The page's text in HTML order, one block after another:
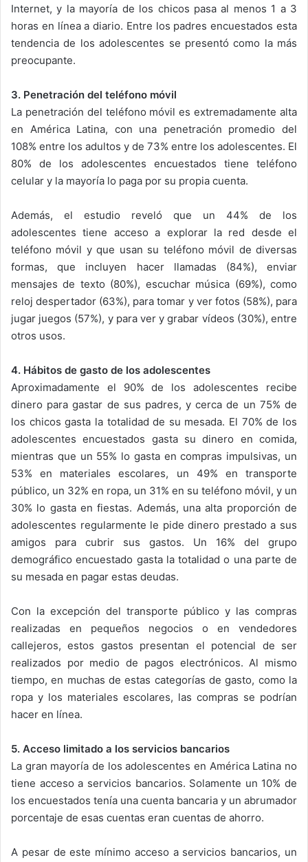
Internet, y la mayoría de los chicos pasa al menos 1 a 3
horas en línea a diario. Entre los padres encuestados esta
tendencia de los adolescentes se presentó como la más
preocupante.
3. Penetración del teléfono móvil
La penetración del teléfono móvil es extremadamente alta
en América Latina, con una penetración promedio del
108% entre los adultos y de 73% entre los adolescentes. El
80% de los adolescentes encuestados tiene teléfono
celular y la mayoría lo paga por su propia cuenta.
Además, el estudio reveló que un 44% de los
adolescentes tiene acceso a explorar la red desde el
teléfono móvil y que usan su teléfono móvil de diversas
formas, que incluyen hacer llamadas (84%), enviar
mensajes de texto (80%), escuchar música (69%), como
reloj despertador (63%), para tomar y ver fotos (58%), para
jugar juegos (57%), y para ver y grabar vídeos (30%), entre
otros usos.
4. Hábitos de gasto de los adolescentes
Aproximadamente el 90% de los adolescentes recibe
dinero para gastar de sus padres, y cerca de un 75% de
los chicos gasta la totalidad de su mesada. El 70% de los
adolescentes encuestados gasta su dinero en comida,
mientras que un 55% lo gasta en compras impulsivas, un
53% en materiales escolares, un 49% en transporte
público, un 32% en ropa, un 31% en su teléfono móvil, y un
30% lo gasta en fiestas. Además, una alta proporción de
adolescentes regularmente le pide dinero prestado a sus
amigos para cubrir sus gastos. Un 16% del grupo
demográfico encuestado gasta la totalidad o una parte de
su mesada en pagar estas deudas.
Con la excepción del transporte público y las compras
realizadas en pequeños negocios o en vendedores
callejeros, estos gastos presentan el potencial de ser
realizados por medio de pagos electrónicos. Al mismo
tiempo, en muchas de estas categorías de gasto, como la
ropa y los materiales escolares, las compras se podrían
hacer en línea.
5. Acceso limitado a los servicios bancarios
La gran mayoría de los adolescentes en América Latina no
tiene acceso a servicios bancarios. Solamente un 10% de
los encuestados tenía una cuenta bancaria y un abrumador
porcentaje de esas cuentas eran cuentas de ahorro.
A pesar de este mínimo acceso a servicios bancarios, un